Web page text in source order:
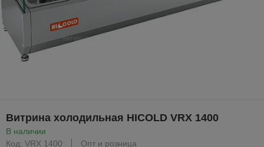
Витрина холодильная HICOLD VRX 1400
В наличии
Код: VRX 1400
Опт и розница